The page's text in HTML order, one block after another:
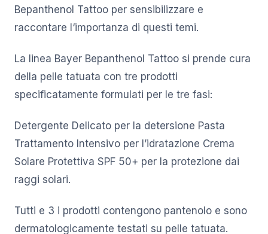
Bepanthenol Tattoo per sensibilizzare e
raccontare l‘importanza di questi temi.
La linea Bayer Bepanthenol Tattoo si prende cura
della pelle tatuata con tre prodotti
specificatamente formulati per le tre fasi:
Detergente Delicato per la detersione Pasta
Trattamento Intensivo per l’idratazione Crema
Solare Protettiva SPF 50+ per la protezione dai
raggi solari.
Tutti e 3 i prodotti contengono pantenolo e sono
dermatologicamente testati su pelle tatuata.